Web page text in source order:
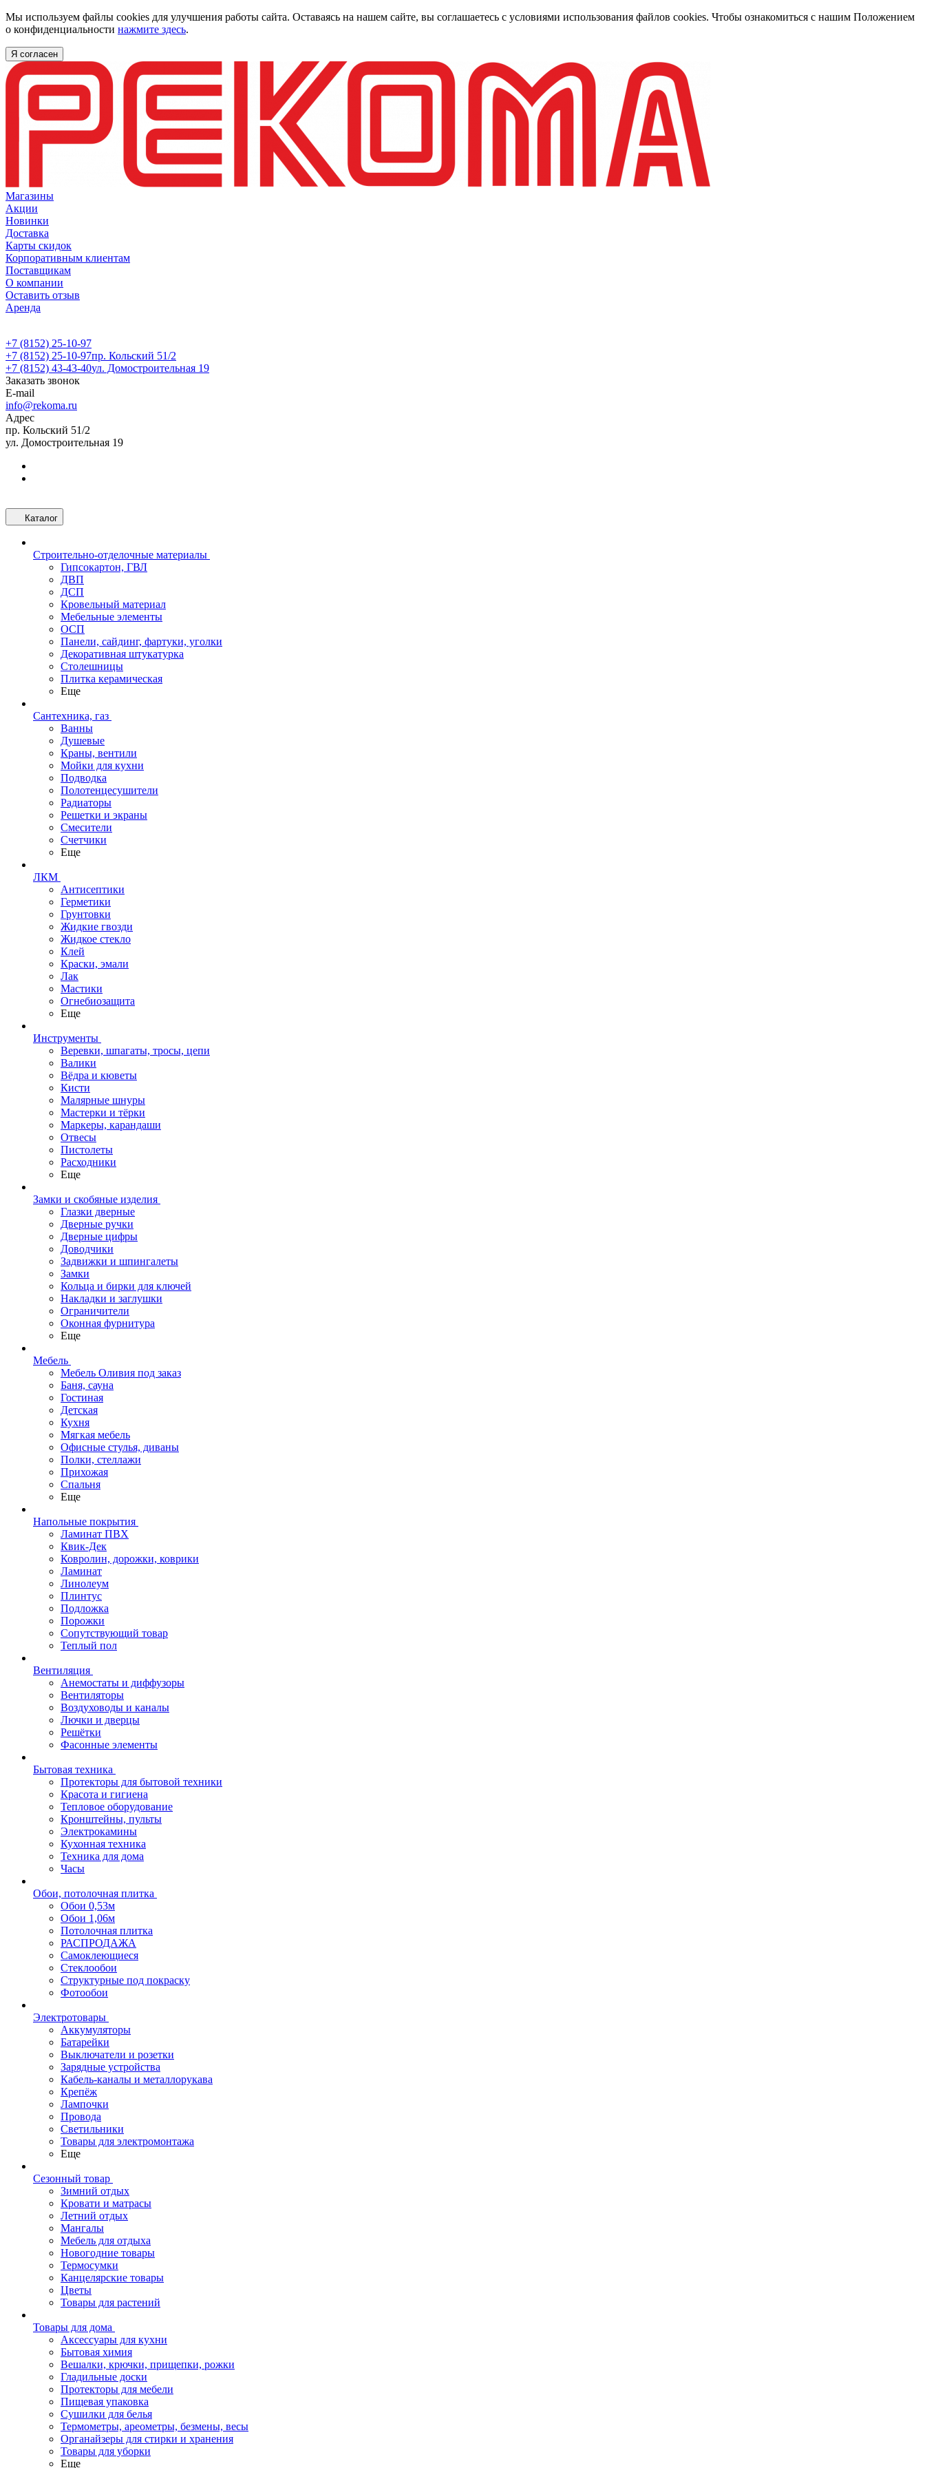
Мы используем файлы cookies для улучшения работы сайта. Оставаясь на нашем сайте, вы соглашаетесь с условиями использования файлов cookies. Чтобы ознакомиться с нашим Положением
о конфиденциальности нажмите здесь.
Я согласен
Магазины
Акции
Новинки
Доставка
Карты скидок
Корпоративным клиентам
Поставщикам
О компании
Оставить отзыв
Аренда
+7 (8152) 25-10-97
+7 (8152) 25-10-97пр. Кольский 51/2
+7 (8152) 43-43-40ул. Домостроительная 19
Заказать звонок
E-mail
info@rekoma.ru
Адрес
пр. Кольский 51/2
ул. Домостроительная 19
Каталог
Строительно-отделочные материалы
Гипсокартон, ГВЛ
ДВП
ДСП
Кровельный материал
Мебельные элементы
ОСП
Панели, сайдинг, фартуки, уголки
Декоративная штукатурка
Столешницы
Плитка керамическая
Еще
Сантехника, газ
Ванны
Душевые
Краны, вентили
Мойки для кухни
Подводка
Полотенцесушители
Радиаторы
Решетки и экраны
Смесители
Счетчики
Еще
ЛКМ
Антисептики
Герметики
Грунтовки
Жидкие гвозди
Жидкое стекло
Клей
Краски, эмали
Лак
Мастики
Огнебиозащита
Еще
Инструменты
Веревки, шпагаты, тросы, цепи
Валики
Вёдра и кюветы
Кисти
Малярные шнуры
Мастерки и тёрки
Маркеры, карандаши
Отвесы
Пистолеты
Расходники
Еще
Замки и скобяные изделия
Глазки дверные
Дверные ручки
Дверные цифры
Доводчики
Задвижки и шпингалеты
Замки
Кольца и бирки для ключей
Накладки и заглушки
Ограничители
Оконная фурнитура
Еще
Мебель
Мебель Оливия под заказ
Баня, сауна
Гостиная
Детская
Кухня
Мягкая мебель
Офисные стулья, диваны
Полки, стеллажи
Прихожая
Спальня
Еще
Напольные покрытия
Ламинат ПВХ
Квик-Дек
Ковролин, дорожки, коврики
Ламинат
Линолеум
Плинтус
Подложка
Порожки
Сопутствующий товар
Теплый пол
Вентиляция
Анемостаты и диффузоры
Вентиляторы
Воздуховоды и каналы
Лючки и дверцы
Решётки
Фасонные элементы
Бытовая техника
Протекторы для бытовой техники
Красота и гигиена
Тепловое оборудование
Кронштейны, пульты
Электрокамины
Кухонная техника
Техника для дома
Часы
Обои, потолочная плитка
Обои 0,53м
Обои 1,06м
Потолочная плитка
РАСПРОДАЖА
Самоклеющиеся
Стеклообои
Структурные под покраску
Фотообои
Электротовары
Аккумуляторы
Батарейки
Выключатели и розетки
Зарядные устройства
Кабель-каналы и металлорукава
Крепёж
Лампочки
Провода
Светильники
Товары для электромонтажа
Еще
Сезонный товар
Зимний отдых
Кровати и матрасы
Летний отдых
Мангалы
Мебель для отдыха
Новогодние товары
Термосумки
Канцелярские товары
Цветы
Товары для растений
Товары для дома
Аксессуары для кухни
Бытовая химия
Вешалки, крючки, прищепки, рожки
Гладильные доски
Протекторы для мебели
Пищевая упаковка
Сушилки для белья
Термометры, ареометры, безмены, весы
Органайзеры для стирки и хранения
Товары для уборки
Еще